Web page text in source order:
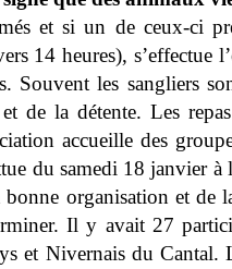
et si un de ceux-ci
14 heures), s’effectue
Souvent les sangliers
de la détente. Les
accueille des
du samedi 18 janvier à
organisation et de
Il y avait 27
et Nivernais du Cantal.